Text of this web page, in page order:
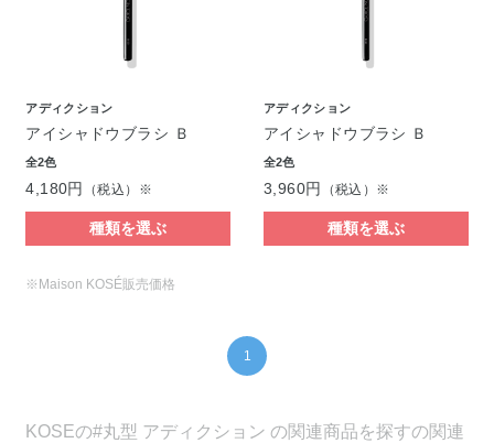
アディクション
アイシャドウブラシ Ｂ
全2色
4,180円 （税込）※
種類を選ぶ
アディクション
アイシャドウブラシ Ｂ
全2色
3,960円 （税込）※
種類を選ぶ
※Maison KOSÉ販売価格
1
KOSEの#丸型 アディクション の関連商品を探すの関連